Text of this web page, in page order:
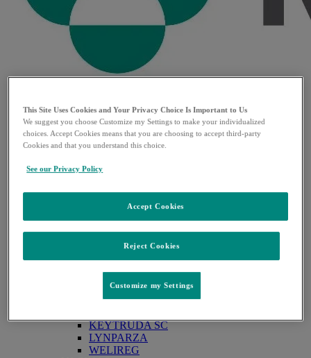
Produtos
Open
submenu
ANESTESIA
BRIDION
ANTIFUNGICOS
ANTIBIÓTICOS
ZERBAXA
DIABETES
JANUMET XR
JANUVIA
DOENÇAS RESPIRATÓRIAS
WINREVAIR
ONCOLOGIA
KEYTRUDA SC
LYNPARZA
WELIREG
This Site Uses Cookies and Your Privacy Choice Is Important to Us
We suggest you choose Customize my Settings to make your individualized
choices. Accept Cookies means that you are choosing to accept third-party
Cookies and that you understand this choice.
See our Privacy Policy
Reject Cookies
Accept Cookies
Customize my Settings